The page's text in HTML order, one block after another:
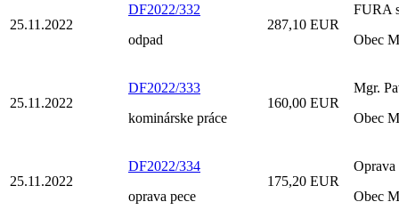
25.11.2022
DF2022/332
odpad
287,10 EUR
FURA
Obec
25.11.2022
DF2022/333
kominárske práce
160,00 EUR
Mgr.
Obec
25.11.2022
DF2022/334
oprava pece
175,20 EUR
Obec